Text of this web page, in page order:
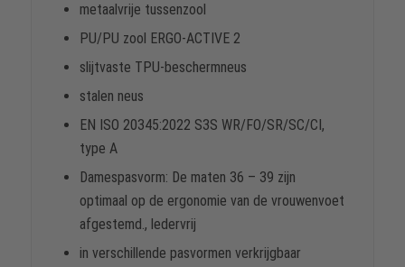
metaalvrije tussenzool
PU/PU zool ERGO-ACTIVE 2
slijtvaste TPU-beschermneus
stalen neus
EN ISO 20345:2022 S3S WR/FO/SR/SC/CI,
type A
Damespasvorm: De maten 36 – 39 zijn
optimaal op de ergonomie van de vrouwenvoet
afgestemd., ledervrij
in verschillende pasvormen verkrijgbaar